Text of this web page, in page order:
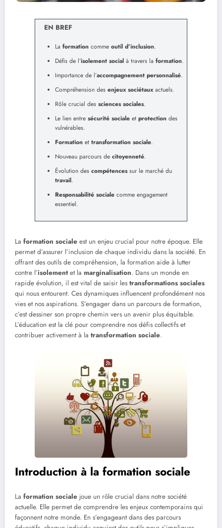
EN BREF
La formation comme outil d’inclusion.
Défis de l’isolement social à travers la formation.
Importance de l’accompagnement personnalisé.
Compréhension des enjeux sociétaux actuels.
Rôle crucial des sciences sociales.
Le lien entre sécurité sociale et protection des
vulnérables.
Formation et transformation sociale.
Nouveau parcours de citoyenneté.
Évolution des compétencessur le marché du
travail.
Responsabilité sociale comme engagement
essentiel.
La formation sociale est un enjeu crucial pour notre époque. Elle
permet d’assurer l’inclusion de chaque individu dans la société. En
offrant des outils de compréhension, la formation aide à lutter
contre l’isolementet la marginalisation. Dans un monde en
rapide évolution, il est vital de saisir les transformations sociales
qui nous entourent. Ces dynamiques influencent profondément nos
vies et nos aspirations. S’engager dans un parcours de formation,
c’est dessiner son propre chemin vers un avenir plus équitable.
L’éducation est la clé pour comprendre nos défis collectifs et
contribuer activement à la transformation sociale.
Introduction à la formation sociale
La formation sociale joue un rôle crucial dans notre société
actuelle. Elle permet de comprendre les enjeux contemporains qui
façonnent notre monde. En s’engageant dans des parcours